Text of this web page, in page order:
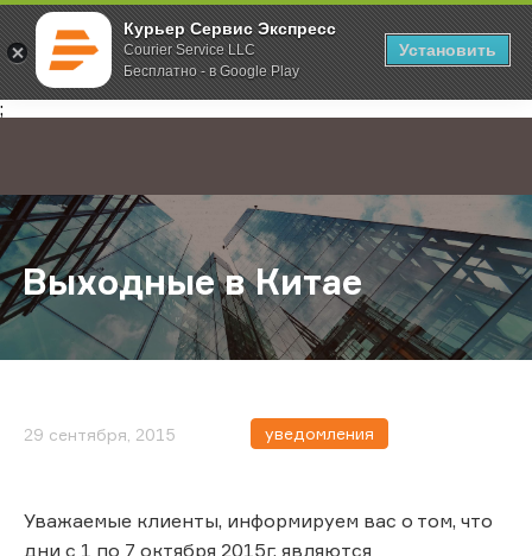
Курьер Сервис Экспресс
Courier Service LLC
Бесплатно - в Google Play
Установить
;
Главная О компании Новости Выходные в Китае
Выходные в Китае
29 сентября, 2015 уведомления
Уважаемые клиенты, информируем вас о том, что
дни с 1 по 7 октября 2015г. являются